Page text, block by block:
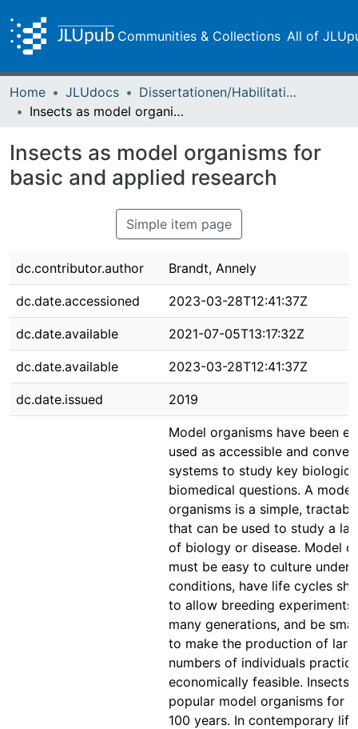
Communities & Collections All of
Home JLUdocs
Dissertationen/Habilitationen
Insects as model organisms for basic and applied research
Insects as model organisms for
basic and applied research
Simple item page
dc.contributor.author Brandt, Annely
dc.date.accessioned 2023-03-28T12:41:37Z
dc.date.available 2021-07-05T13:17:32Z
dc.date.available 2023-03-28T12:41:37Z
dc.date.issued 2019
Model organisms have been
used as accessible and
systems to study key
biomedical questions. A model
organisms is a simple,
that can be used to study a
of biology or disease. Model
must be easy to culture under
conditions, have life cycles
to allow breeding experiments
many generations, and be
to make the production of
numbers of individuals
economically feasible. Insects
popular model organisms for
100 years. In contemporary